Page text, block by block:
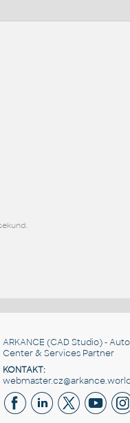
ARKANCE (CAD Studio) -
Center & Services Partner
KONTAKT:
webmaster.cz@arkance.world